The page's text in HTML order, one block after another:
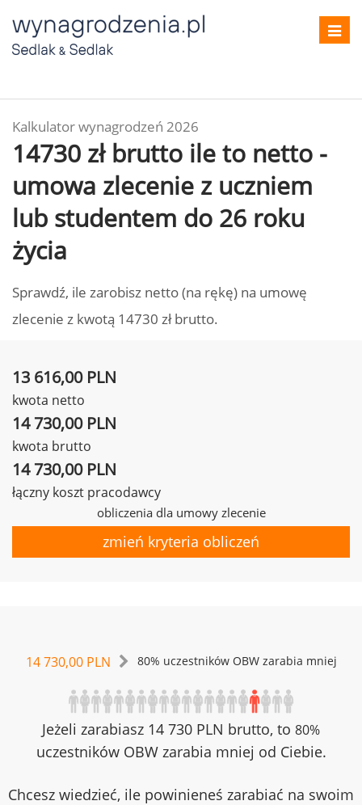
Kalkulator wynagrodzeń 2026
14730 zł brutto ile to netto -
umowa zlecenie z uczniem
lub studentem do 26 roku
życia
Sprawdź, ile zarobisz netto (na rękę) na umowę
zlecenie z kwotą 14730 zł brutto.
13 616,00 PLN
kwota netto
14 730,00 PLN
kwota brutto
14 730,00 PLN
łączny koszt pracodawcy
obliczenia dla umowy zlecenie
zmień kryteria obliczeń
14 730,00 PLN 80% uczestników OBW zarabia mniej
Jeżeli zarabiasz 14 730 PLN brutto, to 80%
uczestników OBW zarabia mniej od Ciebie.
Chcesz wiedzieć, ile powinieneś zarabiać na swoim